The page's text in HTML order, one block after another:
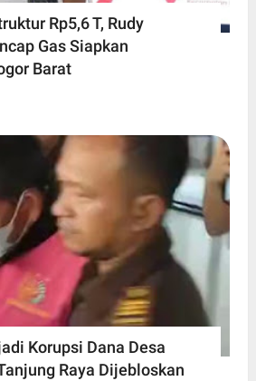
Rp5,6 T, Rudy
Gas Siapkan
Barat
Korupsi Dana Desa
Raya Dijebloskan